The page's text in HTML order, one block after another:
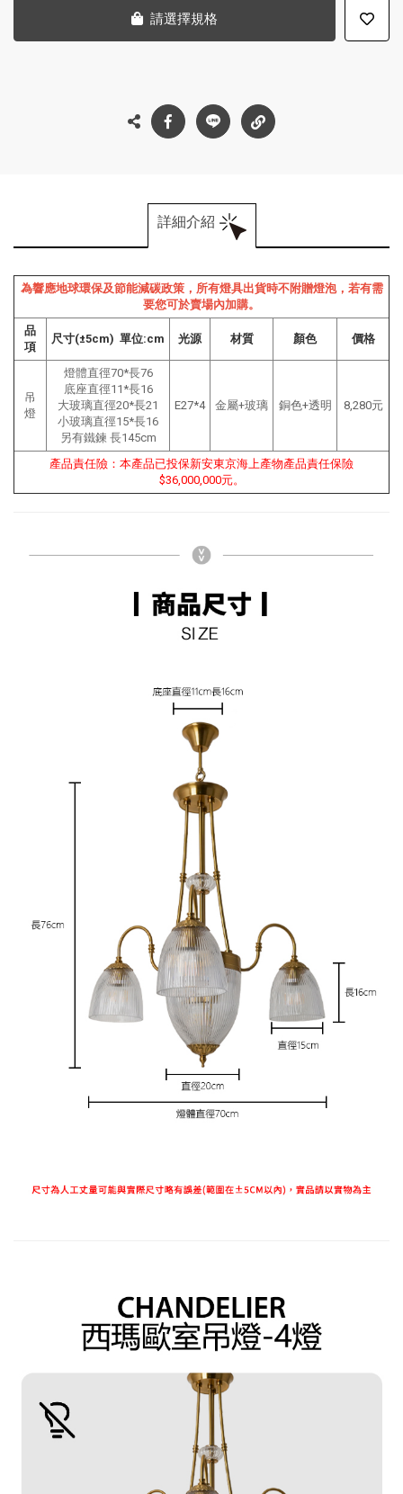
請選擇規格
詳細介紹
為響應地球環保及節能減碳政策，所有燈具出貨時不附贈燈泡，若有需
要您可於賣場內加購。
品
項
尺寸(±5cm) 單位:cm 光源 材質 顏色 價格
吊
燈
燈體直徑70*長76
底座直徑11 *長16
大玻璃直徑20*長21
小玻璃直徑15*長16
另有鐵鍊 長145cm
E27*4 金屬+玻璃 銅色+透明 8,280元
產品責任險：本產品已投保新安東京海上產物產品責任保險
$36,000,000元。